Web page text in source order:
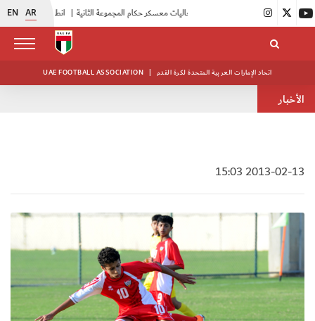
EN AR |
UAE FOOTBALL ASSOCIATION | اتحاد الإمارات العربية المتحدة لكرة القدم
الأخبار
2013-02-13 15:03